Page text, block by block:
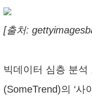
[출처:
빅데이터 심층 분석
(SomeTrend)의 ‘사